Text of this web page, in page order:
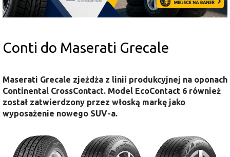
Conti do Maserati Grecale
Maserati Grecale zjeżdża z linii produkcyjnej na oponach
Continental CrossContact. Model EcoContact 6 również
został zatwierdzony przez włoską markę jako
wyposażenie nowego SUV-a.